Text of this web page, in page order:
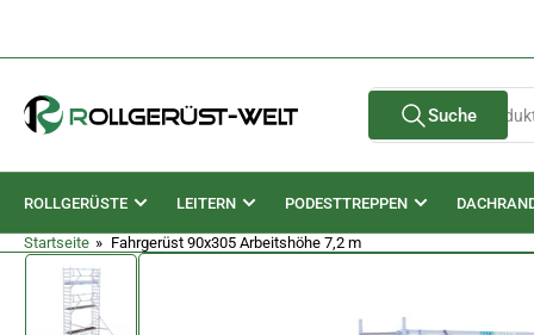
Suche
nach
Produkten
Suche
ROLLGERÜSTE LEITERN PODESTTREPPEN
Startseite » Fahrgerüst 90x305 Arbeitshöhe 7,2 m
Zu
Produktinformationen
springen